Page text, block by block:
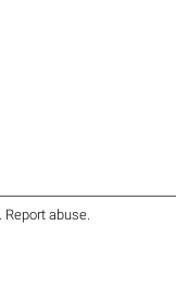
Report abuse.